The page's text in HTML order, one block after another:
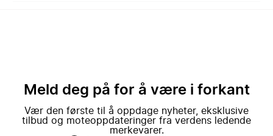
Meld deg på for å være i forkant
Vær den første til å oppdage nyheter, eksklusive
tilbud og moteoppdateringer fra verdens ledende
merkevarer.